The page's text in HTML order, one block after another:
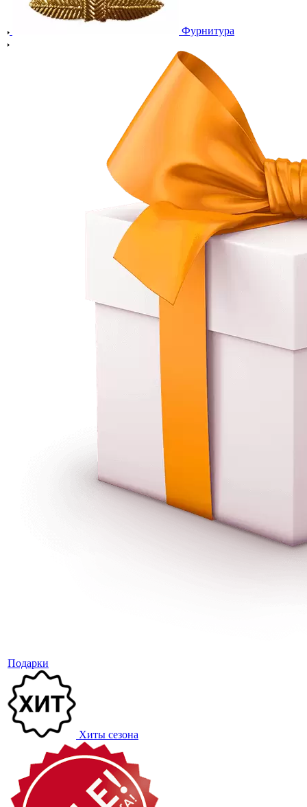
Фурнитура
Подарки
Хиты сезона